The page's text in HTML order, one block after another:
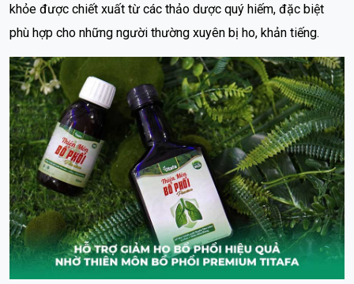
khỏe được chiết xuất từ các thảo dược quý hiếm, đặc biệt
phù hợp cho những người thường xuyên bị ho, khản tiếng.